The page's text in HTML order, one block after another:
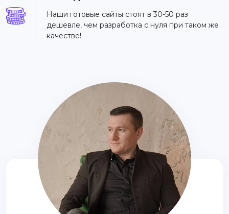
Наши готовые сайты стоят в 30-50 раз
дешевле, чем разработка с нуля при таком же
качестве!